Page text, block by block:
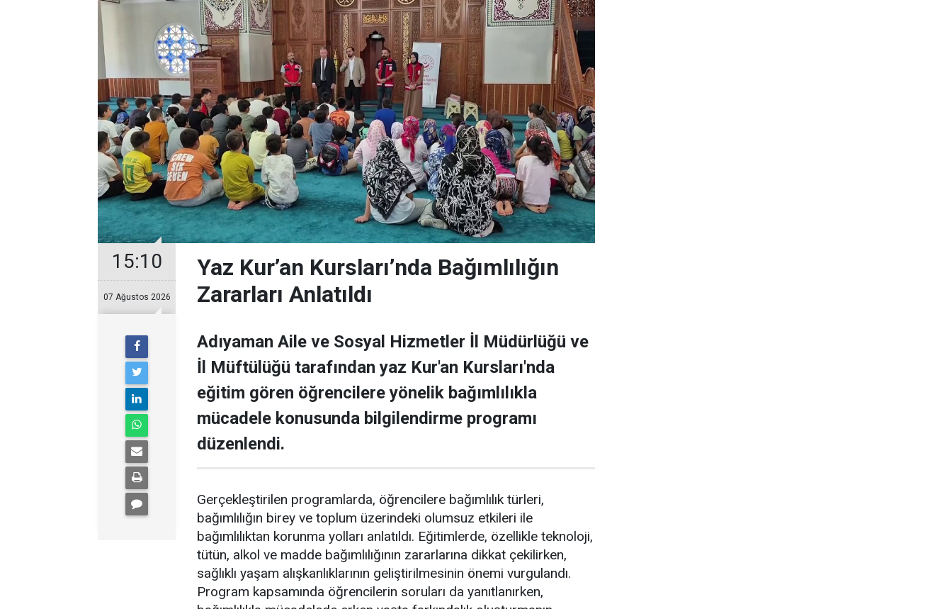
15:10
07 Ağustos 2026
Yaz Kur’an Kursları’nda Bağımlılığın
Zararları Anlatıldı
Adıyaman Aile ve Sosyal Hizmetler İl Müdürlüğü ve
İl Müftülüğü tarafından yaz Kur'an Kursları'nda
eğitim gören öğrencilere yönelik bağımlılıkla
mücadele konusunda bilgilendirme programı
düzenlendi.
Gerçekleştirilen programlarda, öğrencilere bağımlılık türleri,
bağımlılığın birey ve toplum üzerindeki olumsuz etkileri ile
bağımlılıktan korunma yolları anlatıldı. Eğitimlerde, özellikle teknoloji,
tütün, alkol ve madde bağımlılığının zararlarına dikkat çekilirken,
sağlıklı yaşam alışkanlıklarının geliştirilmesinin önemi vurgulandı.
Program kapsamında öğrencilerin soruları da yanıtlanırken,